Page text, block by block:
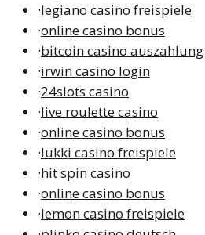
·legiano casino freispiele
·online casino bonus
·bitcoin casino auszahlung
·irwin casino login
·24slots casino
·live roulette casino
·online casino bonus
·lukki casino freispiele
·hit spin casino
·online casino bonus
·lemon casino freispiele